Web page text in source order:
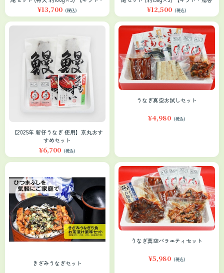
贈答対応】
¥13,700 (税込)
対応】
¥12,500 (税込)
【2025年 新仔うなぎ 使用】京丸おす
すめセット
¥6,700 (税込)
うなぎ真空お試しセット
¥4,980 (税込)
きざみうなぎセット
うなぎ真空バラエティセット
¥5,980 (税込)